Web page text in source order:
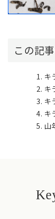
この記
キ
キ
キ
キ
山